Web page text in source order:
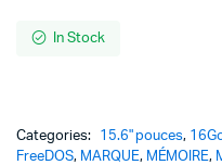
In Stock
Categories: 15.6" pouces,
FreeDOS, MARQUE, MÉMOIRE,